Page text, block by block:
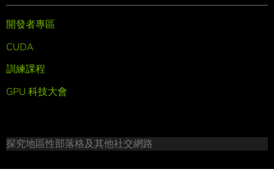
開發者專區
CUDA
訓練課程
GPU 科技大會
探究地區性部落格及其他社交網路